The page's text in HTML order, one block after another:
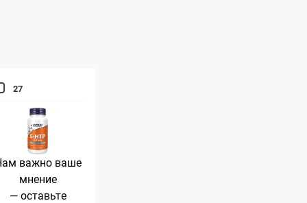
27
важно ваше
мнение
— оставьте